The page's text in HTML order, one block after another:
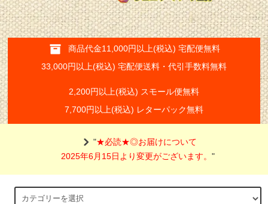
商品代金11,000円以上(税込) 宅配便無料
33,000円以上(税込) 宅配便送料・代引手数料無料
2,200円以上(税込) スモール便無料
7,700円以上(税込) レターパック無料
"★必読★◎お届けについて
2025年6月15日より変更がございます。"